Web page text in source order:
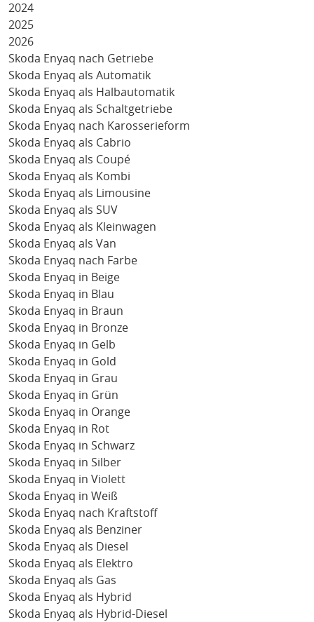
2024
2025
2026
Skoda Enyaq nach Getriebe
Skoda Enyaq als Automatik
Skoda Enyaq als Halbautomatik
Skoda Enyaq als Schaltgetriebe
Skoda Enyaq nach Karosserieform
Skoda Enyaq als Cabrio
Skoda Enyaq als Coupé
Skoda Enyaq als Kombi
Skoda Enyaq als Limousine
Skoda Enyaq als SUV
Skoda Enyaq als Kleinwagen
Skoda Enyaq als Van
Skoda Enyaq nach Farbe
Skoda Enyaq in Beige
Skoda Enyaq in Blau
Skoda Enyaq in Braun
Skoda Enyaq in Bronze
Skoda Enyaq in Gelb
Skoda Enyaq in Gold
Skoda Enyaq in Grau
Skoda Enyaq in Grün
Skoda Enyaq in Orange
Skoda Enyaq in Rot
Skoda Enyaq in Schwarz
Skoda Enyaq in Silber
Skoda Enyaq in Violett
Skoda Enyaq in Weiß
Skoda Enyaq nach Kraftstoff
Skoda Enyaq als Benziner
Skoda Enyaq als Diesel
Skoda Enyaq als Elektro
Skoda Enyaq als Gas
Skoda Enyaq als Hybrid
Skoda Enyaq als Hybrid-Diesel